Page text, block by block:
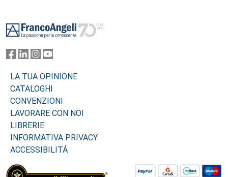
LA TUA OPINIONE
CATALOGHI
CONVENZIONI
LAVORARE CON NOI
LIBRERIE
INFORMATIVA PRIVACY
ACCESSIBILITÁ